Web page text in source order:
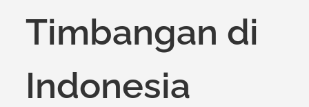
Timbangan di
Indonesia